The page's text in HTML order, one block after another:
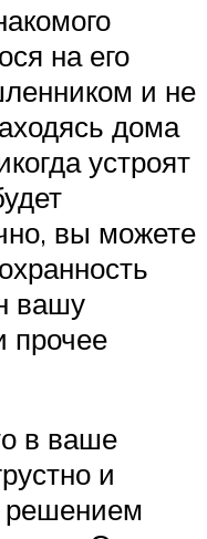
на его
и не
дома
устроят
вы можете
вашу
прочее
в ваше
и
решением